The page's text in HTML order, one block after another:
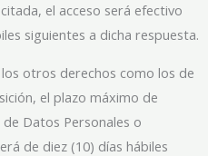
el acceso será efectivo
siguientes a dicha respuesta.
otros derechos como los de
el plazo máximo de
Datos Personales o
de diez (10) días hábiles